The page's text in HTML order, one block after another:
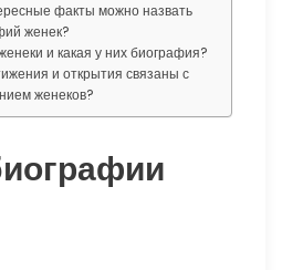
факты можно назвать
женек?
и какая у них биография?
и открытия связаны с
женеков?